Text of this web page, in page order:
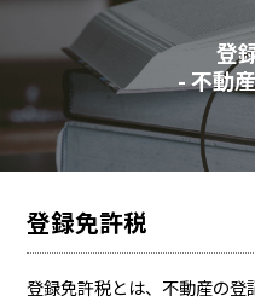
登
- 不動
登録免許税
登録免許税とは、不動産の